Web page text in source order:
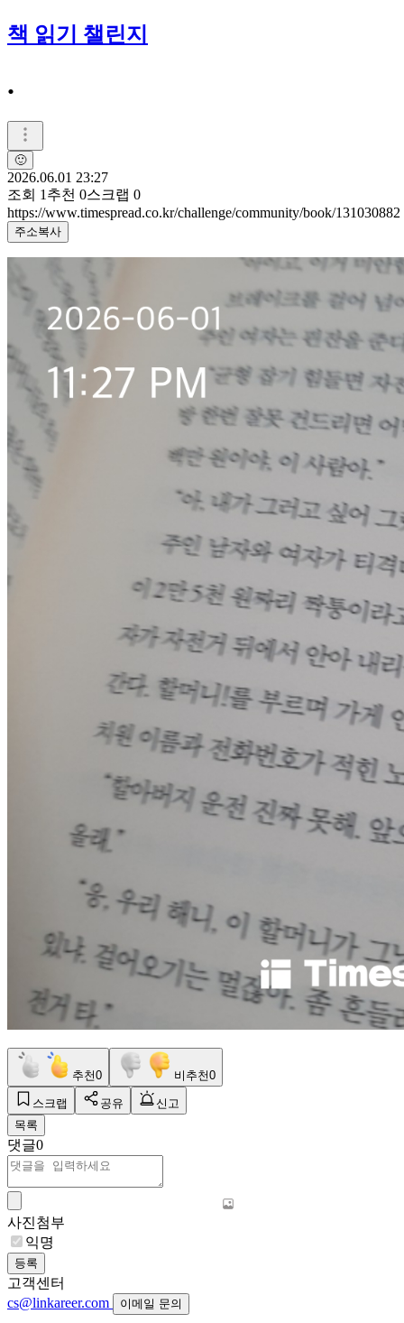
책 읽기 챌린지
.
🙂
2026.06.01 23:27
조회 1 추천 0스크랩 0
https://www.timespread.co.kr/challenge/community/book/131030882
주소복사
추천0 비추천0
스크랩 공유
신고
목록
댓글0
사진첨부
익명
등록
고객센터
cs@linkareer.com
이메일 문의